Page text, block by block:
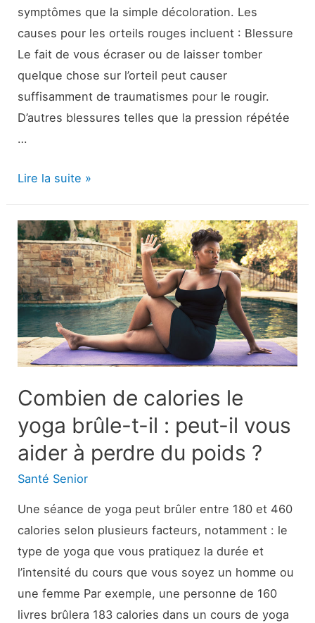
symptômes que la simple décoloration. Les
causes pour les orteils rouges incluent : Blessure
Le fait de vous écraser ou de laisser tomber
quelque chose sur l’orteil peut causer
suffisamment de traumatismes pour le rougir.
D’autres blessures telles que la pression répétée
…
Orteils
:
Symptômes,
causes
et
traitements
Lire la suite »
Combien de calories le
yoga brûle-t-il : peut-il vous
aider à perdre du poids ?
Santé Senior
Une séance de yoga peut brûler entre 180 et 460
calories selon plusieurs facteurs, notamment : le
type de yoga que vous pratiquez la durée et
l’intensité du cours que vous soyez un homme ou
une femme Par exemple, une personne de 160
livres brûlera 183 calories dans un cours de yoga